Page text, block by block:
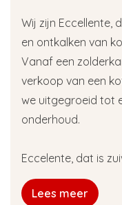
Wij zijn Eccellente,
en ontkalken van
Vanaf een
verkoop van een
we uitgegroeid tot
onderhoud.
Eccelente, dat is
Lees meer